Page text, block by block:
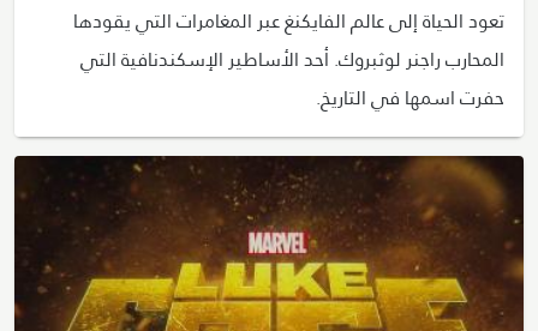
تعود الحياة إلى عالم الفايكنغ عبر المغامرات التي يقودها
المحارب راجنر لوثبروك. أحد الأساطير الإسكندنافية التي
حفرت اسمها في التاريخ.